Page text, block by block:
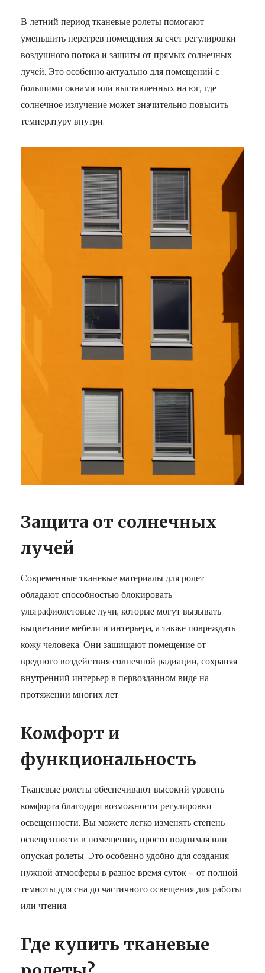
В летний период тканевые ролеты помогают
уменьшить перегрев помещения за счет регулировки
воздушного потока и защиты от прямых солнечных
лучей. Это особенно актуально для помещений с
большими окнами или выставленных на юг, где
солнечное излучение может значительно повысить
температуру внутри.
Защита от солнечных
лучей
Современные тканевые материалы для ролет
обладают способностью блокировать
ультрафиолетовые лучи, которые могут вызывать
выцветание мебели и интерьера, а также повреждать
кожу человека. Они защищают помещение от
вредного воздействия солнечной радиации, сохраняя
внутренний интерьер в первозданном виде на
протяжении многих лет.
Комфорт и
функциональность
Тканевые ролеты обеспечивают высокий уровень
комфорта благодаря возможности регулировки
освещенности. Вы можете легко изменять степень
освещенности в помещении, просто поднимая или
опуская ролеты. Это особенно удобно для создания
нужной атмосферы в разное время суток — от полной
темноты для сна до частичного освещения для работы
или чтения.
Где купить тканевые